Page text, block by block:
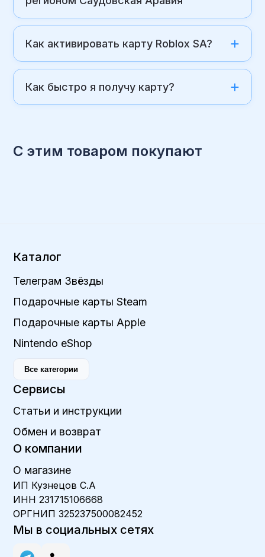
Как активировать карту Roblox SA?
Как быстро я получу карту?
С этим товаром покупают
Каталог
Телеграм Звёзды
Подарочные карты Steam
Подарочные карты Apple
Nintendo eShop
Все категории
Сервисы
Статьи и инструкции
Обмен и возврат
О компании
О магазине
ИП Кузнецов С.А
ИНН 231715106668
ОРГНИП 325237500082452
Мы в социальных сетях